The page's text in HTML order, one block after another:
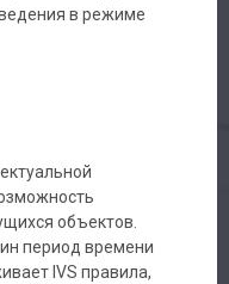
в режиме
объектов.
период времени
IVS правила,